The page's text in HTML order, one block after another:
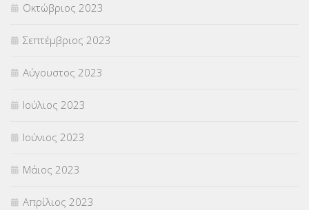
Οκτώβριος 2023
Σεπτέμβριος 2023
Αύγουστος 2023
Ιούλιος 2023
Ιούνιος 2023
Μάιος 2023
Απρίλιος 2023